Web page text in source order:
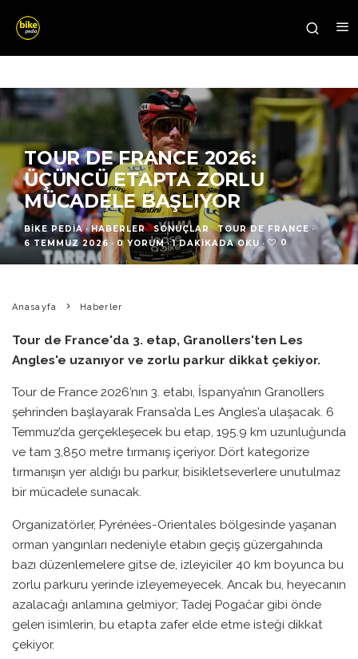
TOUR DE FRANCE 2026:
ÜÇÜNCÜ ETAPTA ZORLU
MÜCADELE BAŞLIYOR
BIKE PEDIA · HABERLER SONUÇLAR TOUR DE FRANCE ·
6 TEMMUZ 2026 · 0 YORUM · 1 DAKIKADA OKU · 0
Anasayfa Haberler
Tour de France'da 3. etap, Granollers'ten Les
Angles'e uzanıyor ve zorlu parkur dikkat çekiyor.
Tour de France 2026’nın 3. etabı, İspanya’nın Granollers
şehrinden başlayarak Fransa’da Les Angles’a ulaşacak. 6
Temmuz’da gerçekleşecek bu etap, 195.9 km uzunluğunda
ve tam 3,850 metre tırmanış içeriyor. Dört kategorize
tırmanışın yer aldığı bu parkur, bisikletseverlere unutulmaz
bir mücadele sunacak.
Organizatörler, Pyrénées-Orientales bölgesinde yaşanan
orman yangınları nedeniyle etabın geçiş güzergahında
bazı düzenlemelere gitse de, izleyiciler 40 km boyunca bu
zorlu parkuru yerinde izleyemeyecek. Ancak bu, heyecanın
azalacağı anlamına gelmiyor; Tadej Pogačar gibi önde
gelen isimlerin, bu etapta zafer elde etme isteği dikkat
çekiyor.